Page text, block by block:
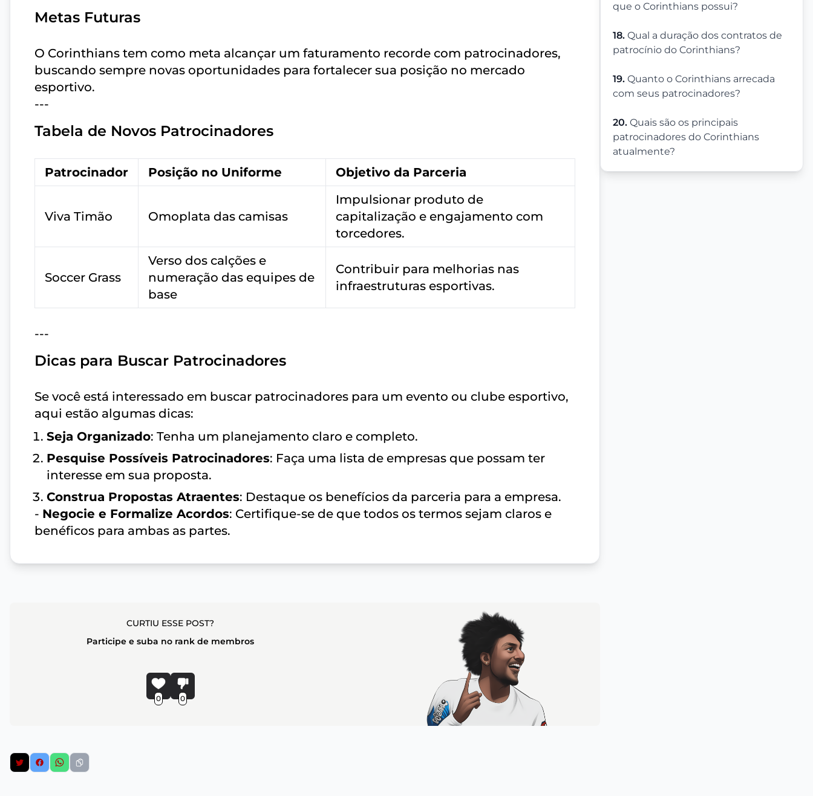
que o Corinthians possui?
18. Qual a duração dos contratos de
patrocínio do Corinthians?
19. Quanto o Corinthians arrecada
com seus patrocinadores?
20. Quais são os principais
patrocinadores do Corinthians
atualmente?
Metas Futuras
O Corinthians tem como meta alcançar um faturamento recorde com patrocinadores,
buscando sempre novas oportunidades para fortalecer sua posição no mercado
esportivo.
---
Tabela de Novos Patrocinadores
Patrocinador Posição no Uniforme Objetivo da Parceria
Viva Timão Omoplata das camisas
Impulsionar produto de
capitalização e engajamento com
torcedores.
Soccer Grass
Verso dos calções e
numeração das equipes de
base
Contribuir para melhorias nas
infraestruturas esportivas.
---
Dicas para Buscar Patrocinadores
Se você está interessado em buscar patrocinadores para um evento ou clube esportivo,
aqui estão algumas dicas:
Seja Organizado: Tenha um planejamento claro e completo.
Pesquise Possíveis Patrocinadores: Faça uma lista de empresas que possam ter
interesse em sua proposta.
Construa Propostas Atraentes: Destaque os benefícios da parceria para a empresa.
- Negocie e Formalize Acordos: Certifique-se de que todos os termos sejam claros e
benéficos para ambas as partes.
CURTIU ESSE POST?
Participe e suba no rank de membros
0 0